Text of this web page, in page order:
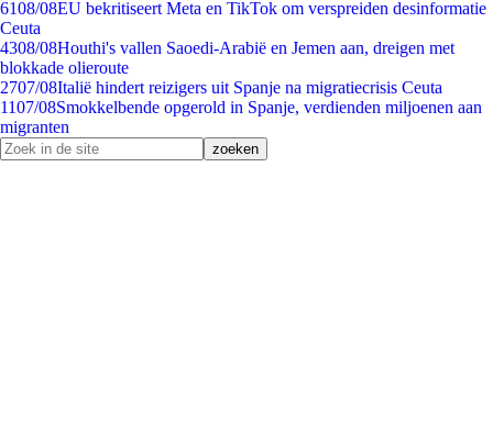
6108/08EU bekritiseert Meta en TikTok om verspreiden desinformatie
Ceuta
4308/08Houthi's vallen Saoedi-Arabië en Jemen aan, dreigen met
blokkade olieroute
2707/08Italië hindert reizigers uit Spanje na migratiecrisis Ceuta
1107/08Smokkelbende opgerold in Spanje, verdienden miljoenen aan
migranten